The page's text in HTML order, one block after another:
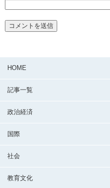
HOME
記事一覧
政治経済
国際
社会
教育文化